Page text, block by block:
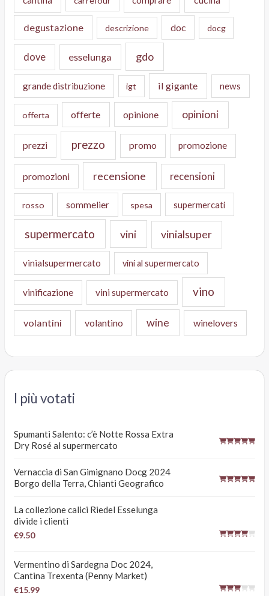
degustazione descrizione doc docg
dove esselunga gdo
grande distribuzione igt il gigante news
offerta offerte opinione opinioni
prezzi prezzo promo promozione
promozioni recensione recensioni
rosso sommelier spesa supermercati
supermercato vini vinialsuper
vinialsupermercato vini al supermercato
vinificazione vini supermercato vino
volantini volantino wine winelovers
I più votati
Spumanti Salento: c’è Notte Rossa Extra
Dry Rosé al supermercato
Vernaccia di San Gimignano Docg 2024
Borgo della Terra, Chianti Geografico
La collezione calici Riedel Esselunga
divide i clienti
€9.50
Vermentino di Sardegna Doc 2024,
Cantina Trexenta (Penny Market)
€15.99